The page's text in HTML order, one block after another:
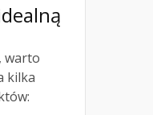
warto
kilka